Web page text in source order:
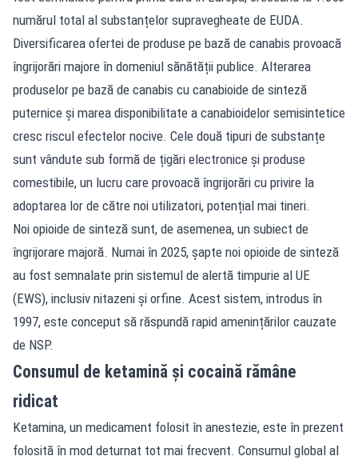
numărul total al substanțelor supravegheate de EUDA.
Diversificarea ofertei de produse pe bază de canabis provoacă
îngrijorări majore în domeniul sănătății publice. Alterarea
produselor pe bază de canabis cu canabioide de sinteză
puternice și marea disponibilitate a canabioidelor semisintetice
cresc riscul efectelor nocive. Cele două tipuri de substanțe
sunt vândute sub formă de țigări electronice și produse
comestibile, un lucru care provoacă îngrijorări cu privire la
adoptarea lor de către noi utilizatori, potențial mai tineri.
Noi opioide de sinteză sunt, de asemenea, un subiect de
îngrijorare majoră. Numai în 2025, șapte noi opioide de sinteză
au fost semnalate prin sistemul de alertă timpurie al UE
(EWS), inclusiv nitazeni și orfine. Acest sistem, introdus în
1997, este conceput să răspundă rapid amenințărilor cauzate
de NSP.
Consumul de ketamină și cocaină rămâne
ridicat
Ketamina, un medicament folosit în anestezie, este în prezent
folosită în mod deturnat tot mai frecvent. Consumul global al